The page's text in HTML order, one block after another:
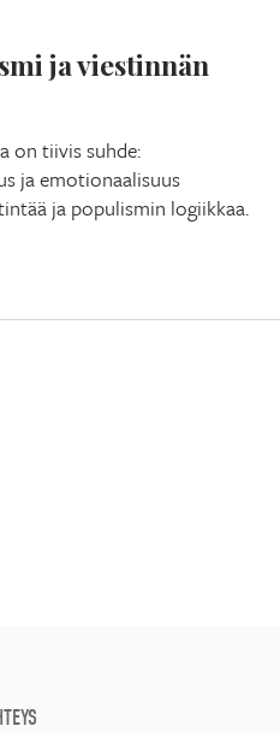
ja viestinnän
on tiivis suhde:
ja emotionaalisuus
ja populismin logiikkaa.